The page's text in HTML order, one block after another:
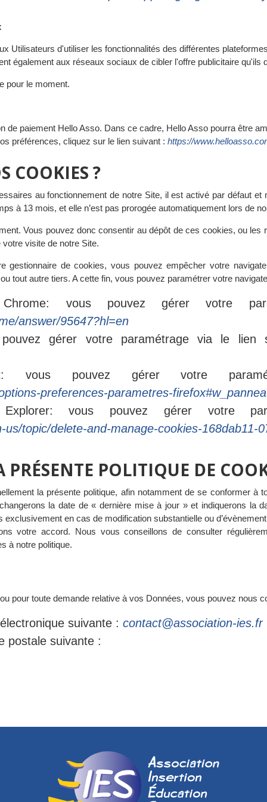
Utilisateurs d'utiliser les fonctionnalités des différentes
également aux réseaux sociaux de cibler l'offre publicitaire qu'ils
pour le moment.
de paiement Hello Asso. Dans ce cadre, Hello Asso pourra être
préférences, cliquez sur le lien suivant : https://
COOKIES ?
au fonctionnement de notre Site, il est activé par défaut
à 13 mois, et elle n’est pas prorogée automatiquement lors de
Vous pouvez donc consentir au dépôt de ces cookies, ou les
visite de notre Site.
gestionnaire de cookies, vous pouvez empêcher votre
tout autre tiers. A cette fin, vous pouvez paramétrer votre
vous pouvez gérer votre
answer/95647?hl=en
gérer votre paramétrage via le lien
vous pouvez gérer votre
preferences-parametres-
vous pouvez gérer votre
topic/delete-and-manage-cookies-168dab11-
POLITIQUE DE
la présente politique, afin notamment de se conformer à
la date de « dernière mise à jour » et indiquerons la
en cas de modification substantielle ou
votre accord. Nous vous conseillons de consulter
à notre politique.
pour toute demande relative à vos Données, vous pouvez nous
suivante : contact@association-ies.fr
postale suivante :